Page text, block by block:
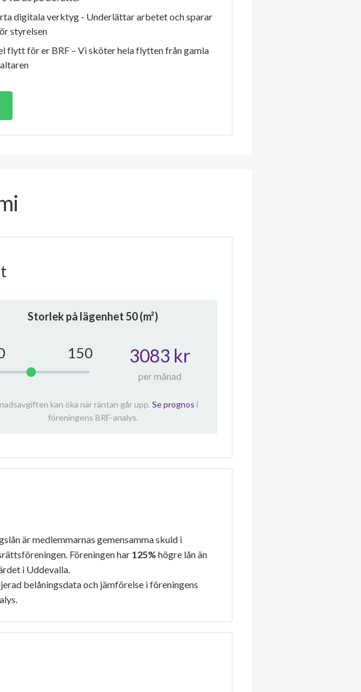
digitala verktyg - Underlättar arbetet och sparar
styrelsen
flytt för er BRF – Vi sköter hela flytten från gamla
Storlek på lägenhet50(m²)
150 3083 kr
per månad
kan öka när räntan går upp. Se prognos i
föreningens BRF-analys.
är medlemmarnas gemensamma skuld i
Föreningen har 125% högre lån än
i Uddevalla.
belåningsdata och jämförelse i föreningens